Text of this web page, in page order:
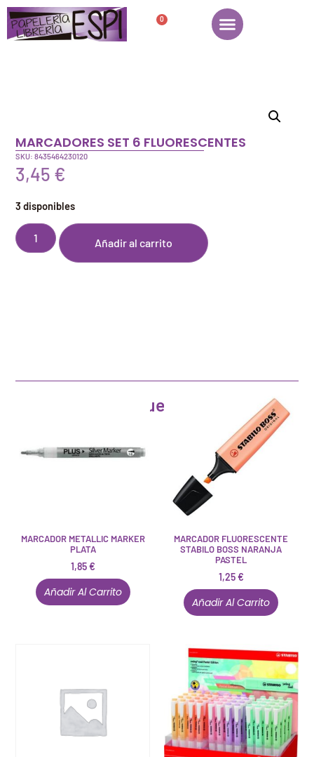
0
MARCADORES SET 6 FLUORESCENTES
SKU: 8435464230120
3,45 €
3 disponibles
Añadir al carrito
Artículos que pueden interesarte
MARCADOR METALLIC MARKER
PLATA
1,85€
Añadir Al Carrito
MARCADOR FLUORESCENTE
STABILO BOSS NARANJA
PASTEL
1,25€
Añadir Al Carrito